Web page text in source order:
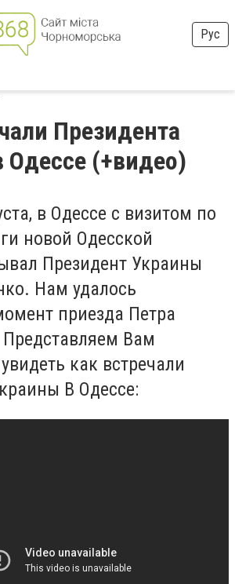
Рус
Президента
(+видео)
в Одессе с визитом по
новой Одесской
Президент Украины
Нам удалось
приезда Петра
Вам
как встречали
В Одессе: